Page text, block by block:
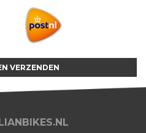
VERZENDEN